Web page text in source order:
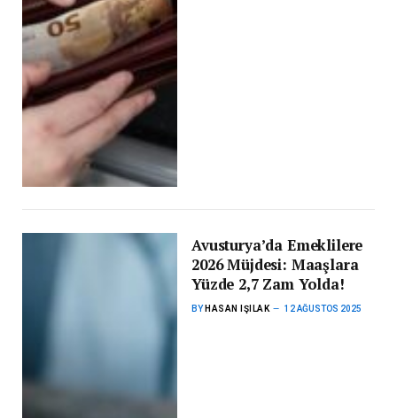
Avusturya’da Emeklilere
2026 Müjdesi: Maaşlara
Yüzde 2,7 Zam Yolda!
BY HASAN IŞILAK 12 AĞUSTOS 2025